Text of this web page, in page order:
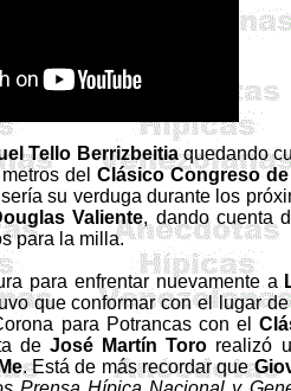
Tello Berrizbeitiaquedando
metros delClásico Congreso
su verduga durante los
Valiente, dando cuenta
para la milla.
para enfrentar nuevamente a
que conformar con el lugar
para Potrancas con el
deJosé Martín Toro realizó
. Está de más recordar que